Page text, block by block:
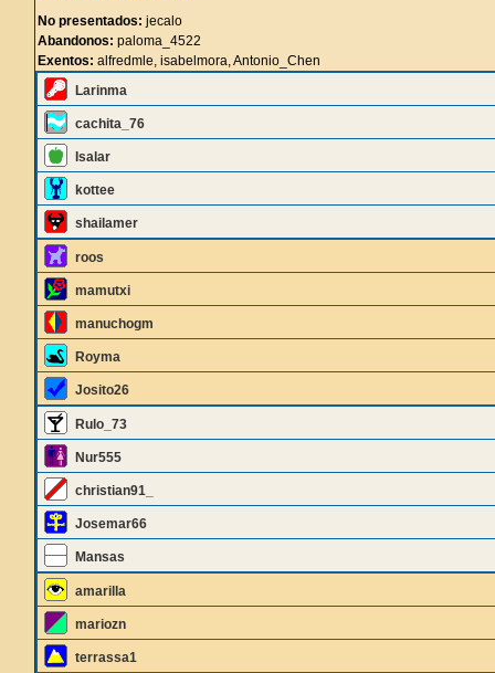
No presentados: jecalo
Abandonos: paloma_4522
Exentos: alfredmle, isabelmora, Antonio_Chen
Larinma
cachita_76
Isalar
kottee
shailamer
roos
mamutxi
manuchogm
Royma
Josito26
Rulo_73
Nur555
christian91_
Josemar66
Mansas
amarilla
mariozn
terrassa1